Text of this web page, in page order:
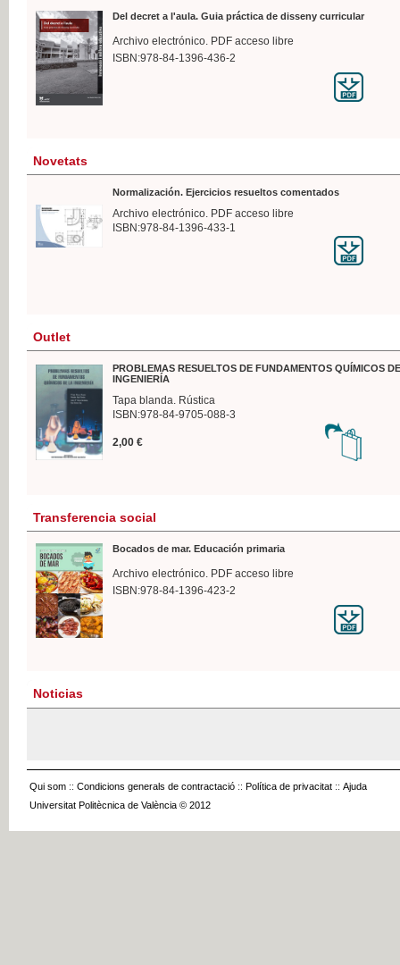
Del decret a l'aula. Guia práctica de disseny curricular
Archivo electrónico. PDF acceso libre
ISBN:978-84-1396-436-2
Novetats
Normalización. Ejercicios resueltos comentados
Archivo electrónico. PDF acceso libre
ISBN:978-84-1396-433-1
Outlet
PROBLEMAS RESUELTOS DE FUNDAMENTOS QUÍMICOS
INGENIERÍA
Tapa blanda. Rústica
ISBN:978-84-9705-088-3
2,00 €
Transferencia social
Bocados de mar. Educación primaria
Archivo electrónico. PDF acceso libre
ISBN:978-84-1396-423-2
Noticias
Qui som :: Condicions generals de contractació :: Política de privacitat :: Ajuda
Universitat Politècnica de València © 2012